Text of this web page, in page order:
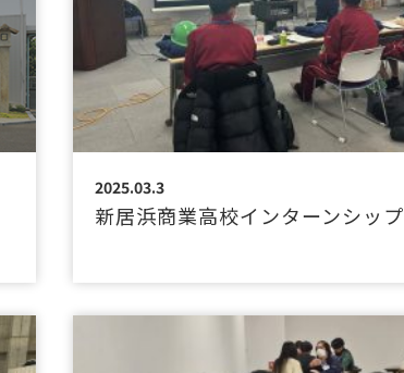
2025.03.3
新居浜商業高校インターンシップ